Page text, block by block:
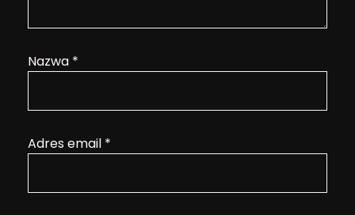
Nazwa *
Adres email *